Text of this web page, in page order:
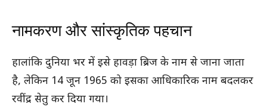
नामकरण और सांस्कृतिक पहचान
हालांकि दुनिया भर में इसे हावड़ा ब्रिज के नाम से जाना जाता
है, लेकिन 14 जून 1965 को इसका आधिकारिक नाम बदलकर
रवींद्र सेतु कर दिया गया।